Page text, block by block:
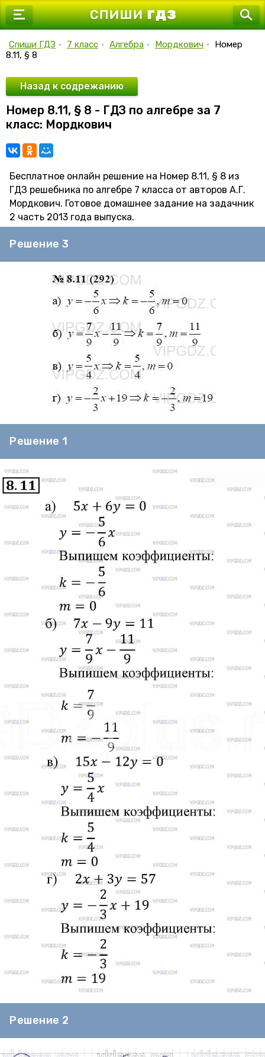
7 класс
9 класс
10 класс
11 класс
Спиши ГДЗ • 7 класс • Алгебра • Мордкович •
Номер
8.11, § 8
Назад к содрежанию
Номер 8.11, § 8 - ГДЗ по алгебре за 7
класс: Мордкович
Бесплатное онлайн решение на Номер 8.11, § 8 из
ГДЗ решебника по алгебре 7 класса от авторов А.Г.
Мордкович. Готовое домашнее задание на задачник
2 часть 2013 года выпуска.
Решение 3
Решение 1
Решение 2